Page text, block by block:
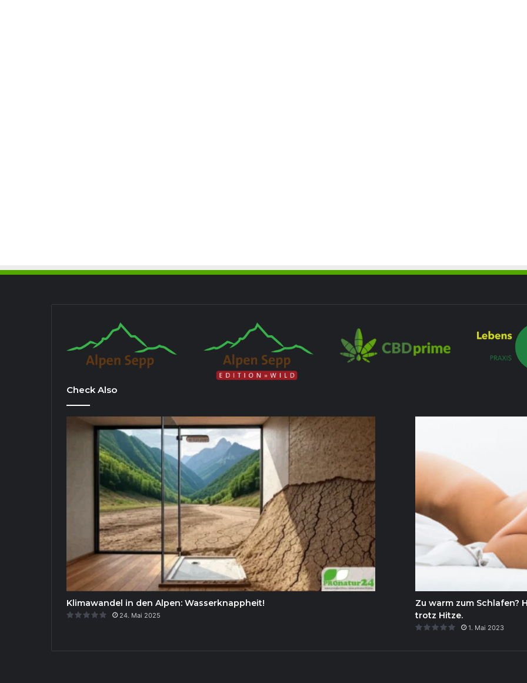
Check Also
Klimawandel in den Alpen: Wasserknappheit!
24. Mai 2025
Zu warm zum Schlafen?
trotz Hitze.
1. Mai 2023